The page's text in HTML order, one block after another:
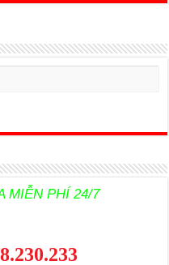
MIỄN PHÍ 24/7